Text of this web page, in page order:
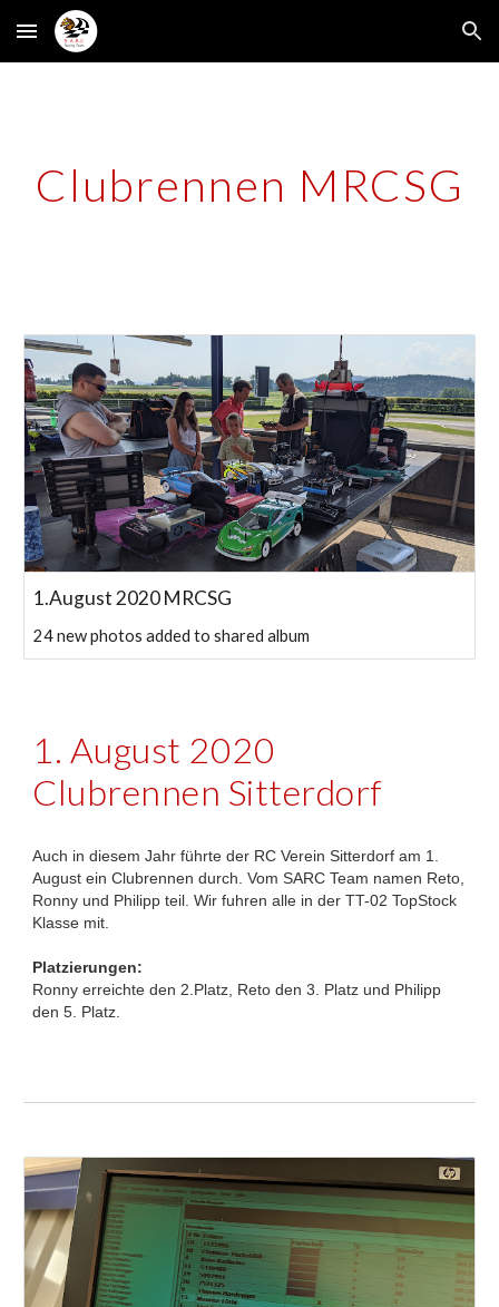
Skip to main content Skip to navigation
Clubrennen MRCSG
1.August 2020 MRCSG
24 new photos added to shared album
1. August 2020
Clubrennen Sitterdorf
Auch in diesem Jahr führte der RC Verein Sitterdorf am 1.
August ein Clubrennen durch. Vom SARC Team namen Reto,
Ronny und Philipp teil. Wir fuhren alle in der TT-02 TopStock
Klasse mit.
Platzierungen:
Ronny erreichte den 2.Platz, Reto den 3. Platz und Philipp
den 5. Platz.